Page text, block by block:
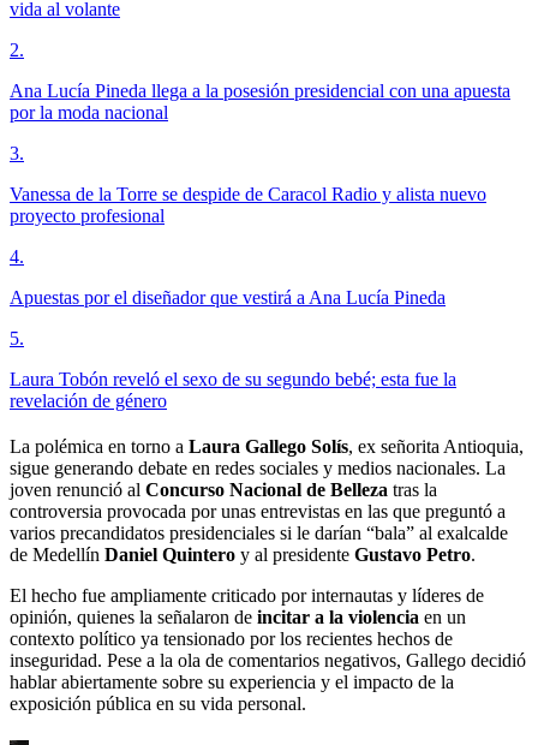
vida al volante
2.
Ana Lucía Pineda llega a la posesión presidencial con una apuesta
por la moda nacional
3.
Vanessa de la Torre se despide de Caracol Radio y alista nuevo
proyecto profesional
4.
Apuestas por el diseñador que vestirá a Ana Lucía Pineda
5.
Laura Tobón reveló el sexo de su segundo bebé; esta fue la
revelación de género
La polémica en torno a Laura Gallego Solís, ex señorita Antioquia,
sigue generando debate en redes sociales y medios nacionales. La
joven renunció al Concurso Nacional de Belleza tras la
controversia provocada por unas entrevistas en las que preguntó a
varios precandidatos presidenciales si le darían “bala” al exalcalde
de Medellín Daniel Quintero y al presidente Gustavo Petro.
El hecho fue ampliamente criticado por internautas y líderes de
opinión, quienes la señalaron de incitar a la violencia en un
contexto político ya tensionado por los recientes hechos de
inseguridad. Pese a la ola de comentarios negativos, Gallego decidió
hablar abiertamente sobre su experiencia y el impacto de la
exposición pública en su vida personal.